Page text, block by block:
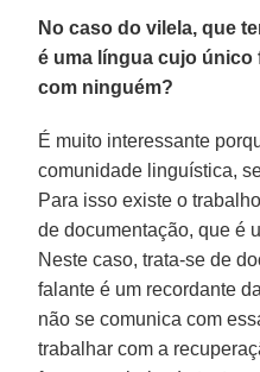
No caso do vilela, que
é uma língua cujo único
com ninguém?
É muito interessante
comunidade linguística,
Para isso existe o
de documentação, que é
Neste caso, trata-se de
falante é um recordante
não se comunica com
trabalhar com a